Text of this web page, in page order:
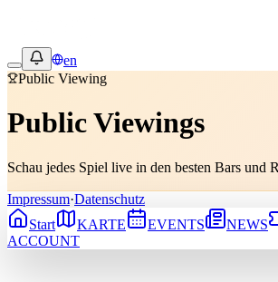
en
Public Viewing
Public Viewings
Schau jedes Spiel live in den besten Bars und
Impressum·Datenschutz
Start
KARTE EVENTS NEWS
ACCOUNT